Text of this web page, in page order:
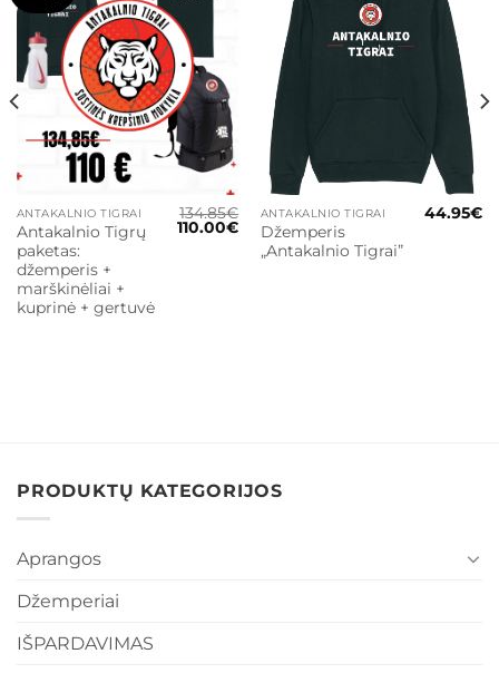
ANTAKALNIO TIGRAI
Antakalnio Tigrų
paketas:
džemperis +
marškinėliai +
kuprinė + gertuvė
134.85€
Original
price
110.00€Current
price
ANTAKALNIO TIGRAI
Džemperis
„Antakalnio Tigrai”
44.95€
PRODUKTŲ KATEGORIJOS
Aprangos
Džemperiai
IŠPARDAVIMAS